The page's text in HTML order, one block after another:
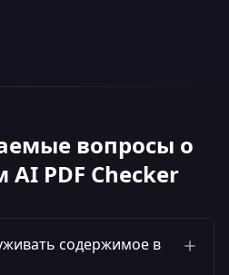
вопросы о
AI PDF Checker
содержимое в